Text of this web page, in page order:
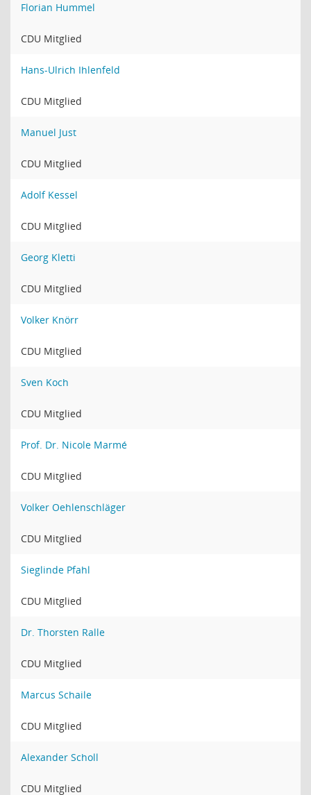
Florian Hummel
CDU Mitglied
Hans-Ulrich Ihlenfeld
CDU Mitglied
Manuel Just
CDU Mitglied
Adolf Kessel
CDU Mitglied
Georg Kletti
CDU Mitglied
Volker Knörr
CDU Mitglied
Sven Koch
CDU Mitglied
Prof. Dr. Nicole Marmé
CDU Mitglied
Volker Oehlenschläger
CDU Mitglied
Sieglinde Pfahl
CDU Mitglied
Dr. Thorsten Ralle
CDU Mitglied
Marcus Schaile
CDU Mitglied
Alexander Scholl
CDU Mitglied